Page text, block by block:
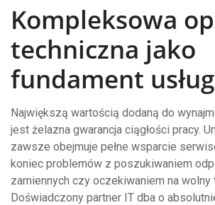
Kompleksowa
techniczna jako
fundament
Największą wartością dodaną do
jest żelazna gwarancja ciągłości pracy.
zawsze obejmuje pełne wsparcie
koniec problemów z poszukiwaniem
zamiennych czy oczekiwaniem na wolny
Doświadczony partner IT dba o